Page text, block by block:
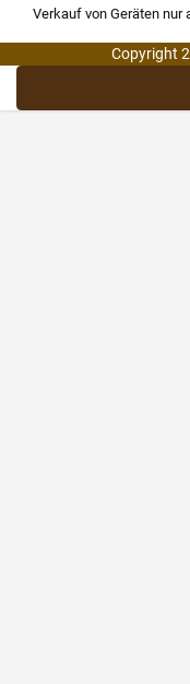
Verkauf von Geräten nur
Copyright